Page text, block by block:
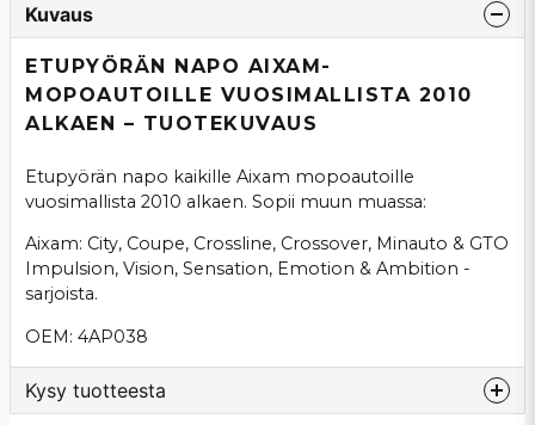
Kuvaus
ETUPYÖRÄN NAPO AIXAM-
MOPOAUTOILLE VUOSIMALLISTA 2010
ALKAEN – TUOTEKUVAUS
Etupyörän napo kaikille Aixam mopoautoille
vuosimallista 2010 alkaen. Sopii muun muassa:
Aixam: City, Coupe, Crossline, Crossover, Minauto & GTO
Impulsion, Vision, Sensation, Emotion & Ambition -
sarjoista.
OEM: 4AP038
Kysy tuotteesta